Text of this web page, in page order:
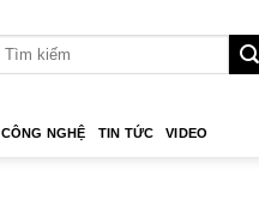
CÔNG NGHỆ TIN TỨC VIDEO